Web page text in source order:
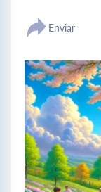
Enviar